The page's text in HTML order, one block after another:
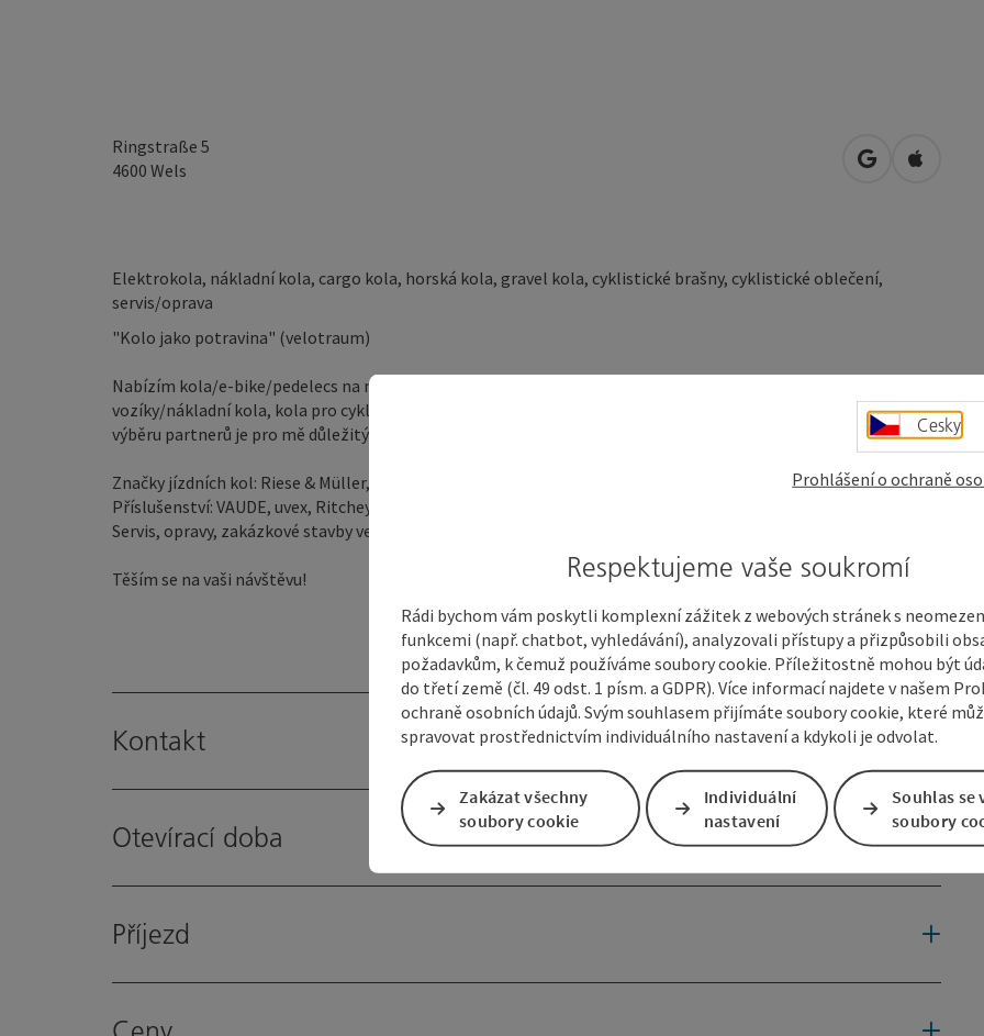
Ringstraße 5
4600 Wels Otevřít vOtevřít v
Elektrokola, nákladní kola, cargo kola, horská kola, gravel kola, cyklistické brašny, cyklistické oblečení,
servis/oprava
"Kolo jako potravina" (velotraum)
Nabízím kola/e-bike/pedelecs na míru pro každý den! Nabídka zahrnuje městská/městská kola, kola pro
vozíky/nákladní kola, kola pro cyklistickou dovolenou a expedice, stejně jako šotolinová a horská kola. Při
výběru partnerů je pro mě důležitý vysoký podíl evropské přidané hodnoty!
Značky jízdních kol: Riese & Müller, velotraum, URWAHN, UNNO, Brother Cycles, SURLY.
Příslušenství: VAUDE, uvex, Ritchey, Vecnum, ORTLIEB, MAGURA, FOX
Servis, opravy, zakázkové stavby ve vlastní dílně.
Těším se na vaši návštěvu!
Kontakt
Otevírací doba
Příjezd
Cesky
Prohlášení o ochraně
Respektujeme vaše soukromí
Rádi bychom vám poskytli komplexní zážitek z webových stránek s
funkcemi (např. chatbot, vyhledávání), analyzovali přístupy a přizpůsobili
požadavkům, k čemuž používáme soubory cookie. Příležitostně mohou být
do třetí země (čl. 49 odst. 1 písm. a GDPR). Více informací najdete v našem
ochraně osobních údajů. Svým souhlasem přijímáte soubory cookie, které
spravovat prostřednictvím individuálního nastavení a kdykoli je odvolat.
Zakázat všechny
soubory cookie
Individuální
nastavení
Souhlas se
soubory